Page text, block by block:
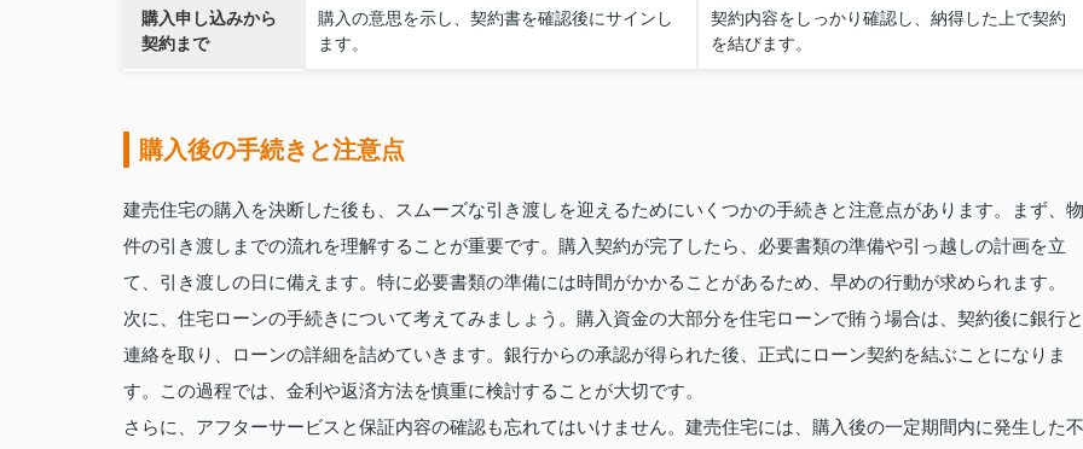
購入申し込みから
契約まで
購入の意思を示し、契約書を確認後にサインし
ます。
契約内容をしっかり確認し、納得した上で契約
を結びます。
購入後の手続きと注意点
建売住宅の購入を決断した後も、スムーズな引き渡しを迎えるためにいくつかの手続きと注意点があります。まず、物
件の引き渡しまでの流れを理解することが重要です。購入契約が完了したら、必要書類の準備や引っ越しの計画を立
て、引き渡しの日に備えます。特に必要書類の準備には時間がかかることがあるため、早めの行動が求められます。
次に、住宅ローンの手続きについて考えてみましょう。購入資金の大部分を住宅ローンで賄う場合は、契約後に銀行と
連絡を取り、ローンの詳細を詰めていきます。銀行からの承認が得られた後、正式にローン契約を結ぶことになりま
す。この過程では、金利や返済方法を慎重に検討することが大切です。
さらに、アフターサービスと保証内容の確認も忘れてはいけません。建売住宅には、購入後の一定期間内に発生した不